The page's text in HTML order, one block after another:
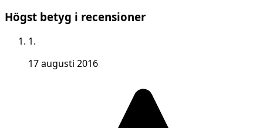
Högst betyg i recensioner
1.
17 augusti 2016